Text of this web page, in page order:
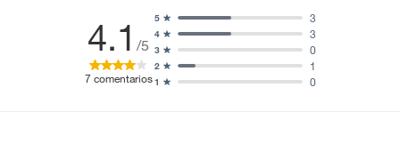
4.1 /5
7 comentarios1 0
2 1
3 0
4 3
5 3